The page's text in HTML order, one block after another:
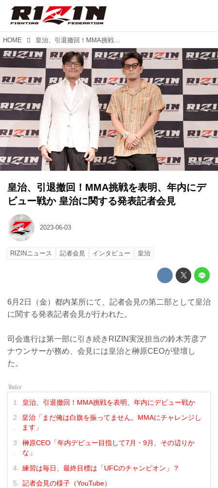
HOME 皇治、引退撤回！MMA挑戦を表明、年内にデビュー戦か 皇治に関する発表記者会見
皇治、引退撤回！MMA挑戦を表明、年内にデ
ビュー戦か 皇治に関する発表記者会見
2023-06-03
RIZINニュース 記者会見 インタビュー 皇治
6月2日（金）都内某所にて、記者会見の第二部として皇治
に関する発表記者会見が行われた。
司会進行は第一部に引き続きRIZIN実況担当の鈴木芳彦ア
ナウンサーが務め、会見には皇治と榊原CEOが登壇し
た。
皇治、引退撤回！MMA挑戦を表明、年内にデビュー戦か
皇治「まだ俺は白旗を振ってません。MMAにチャレンジし
ます」
榊原CEO「年内デビュー目指して7月・9月、その辺りか
な」
練習は毎日、最終目標は「UFCのチャンピオン」？
記者会見の様子（YouTube）